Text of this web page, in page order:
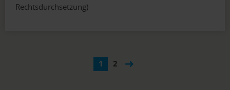
Rechtsdurchsetzung)
1 2